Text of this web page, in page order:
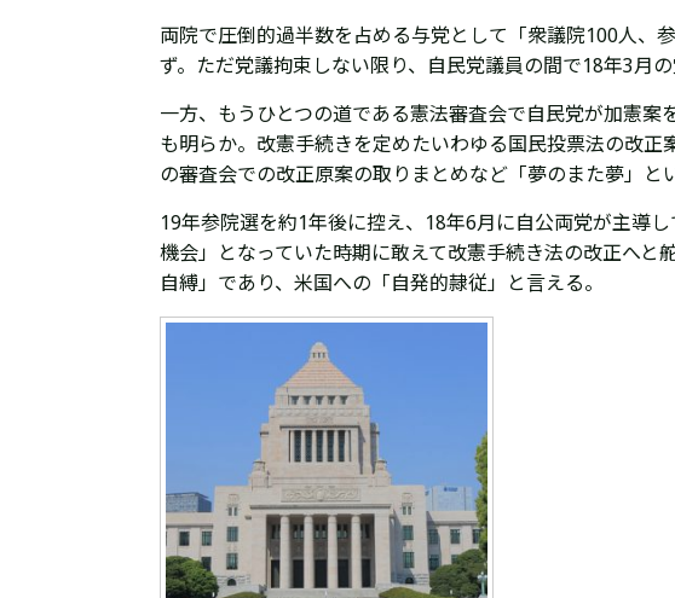
両院で圧倒的過半数を占める与党として「衆議院100人、
ず。ただ党議拘束しない限り、自民党議員の間で18年3月
一方、もうひとつの道である憲法審査会で自民党が加憲
も明らか。改憲手続きを定めたいわゆる国民投票法の改
の審査会での改正原案の取りまとめなど「夢のまた夢」と
19年参院選を約1年後に控え、18年6月に自公両党が主導
機会」となっていた時期に敢えて改憲手続き法の改正へ
自縛」であり、米国への「自発的隷従」と言える。